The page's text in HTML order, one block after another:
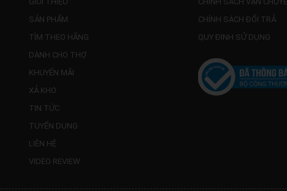
SẢN PHẨM
TÌM THEO HÃNG
DÀNH CHO THỢ
KHUYẾN MÃI
XẢ KHO
TIN TỨC
TUYỂN DỤNG
LIÊN HỆ
VIDEO REVIEW
CHÍNH SÁCH ĐỔI TRẢ
QUY ĐỊNH SỬ DỤNG